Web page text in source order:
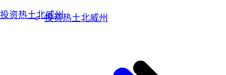
投资热土北威州
投资热土北威州